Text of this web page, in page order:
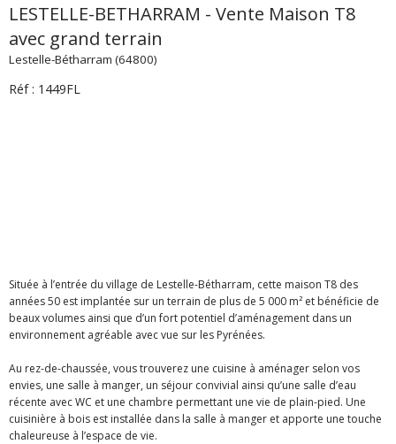
LESTELLE-BETHARRAM - Vente Maison T8
avec grand terrain
Lestelle-Bétharram (64800)
Réf : 1449FL
Située à l’entrée du village de Lestelle-Bétharram, cette maison T8 des
années 50 est implantée sur un terrain de plus de 5 000 m² et bénéficie de
beaux volumes ainsi que d’un fort potentiel d’aménagement dans un
environnement agréable avec vue sur les Pyrénées.
Au rez-de-chaussée, vous trouverez une cuisine à aménager selon vos
envies, une salle à manger, un séjour convivial ainsi qu’une salle d’eau
récente avec WC et une chambre permettant une vie de plain-pied. Une
cuisinière à bois est installée dans la salle à manger et apporte une touche
chaleureuse à l’espace de vie.